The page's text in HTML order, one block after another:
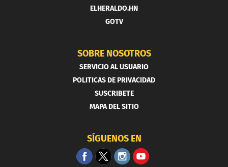
ELHERALDO.HN
GOTV
SOBRE NOSOTROS
SERVICIO AL USUARIO
POLITICAS DE PRIVACIDAD
SUSCRIBETE
MAPA DEL SITIO
SÍGUENOS EN